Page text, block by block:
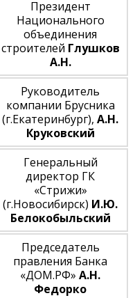
Президент
Национального
объединения
строителей Глушков
А.Н.
Руководитель
компании Брусника
(г.Екатеринбург), А.Н.
Круковский
Генеральный
директор ГК
«Стрижи»
(г.Новосибирск) И.Ю.
Белокобыльский
Председатель
правления Банка
«ДОМ.РФ» А.Н.
Федорко